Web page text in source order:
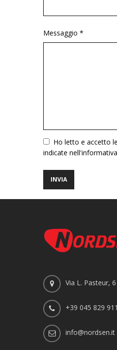
Messaggio *
VuotoHo letto e accetto
indicate
Via L. Pasteur,
+39 045 829
info@nordsen.it